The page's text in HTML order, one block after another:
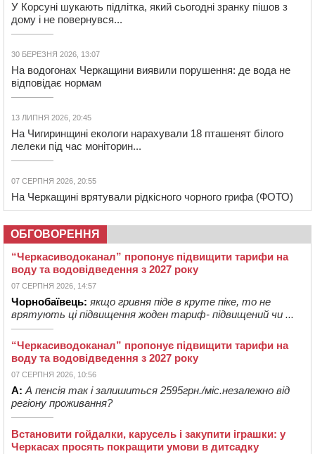
У Корсуні шукають підлітка, який сьогодні зранку пішов з
дому і не повернувся...
30 БЕРЕЗНЯ 2026, 13:07
На водогонах Черкащини виявили порушення: де вода не
відповідає нормам
13 ЛИПНЯ 2026, 20:45
На Чигиринщині екологи нарахували 18 пташенят білого
лелеки під час моніторин...
07 СЕРПНЯ 2026, 20:55
На Черкащині врятували рідкісного чорного грифа (ФОТО)
ОБГОВОРЕННЯ
“Черкасиводоканал” пропонує підвищити тарифи на
воду та водовідведення з 2027 року
07 СЕРПНЯ 2026, 14:57
Чорнобаївець: якщо гривня піде в круте піке, то не
врятують ці підвищення жоден тариф- підвищений чи ...
“Черкасиводоканал” пропонує підвищити тарифи на
воду та водовідведення з 2027 року
07 СЕРПНЯ 2026, 10:56
А: А пенсія так і залишиться 2595грн./міс.незалежно від
регіону проживання?
Встановити гойдалки, карусель і закупити іграшки: у
Черкасах просять покращити умови в дитсадку